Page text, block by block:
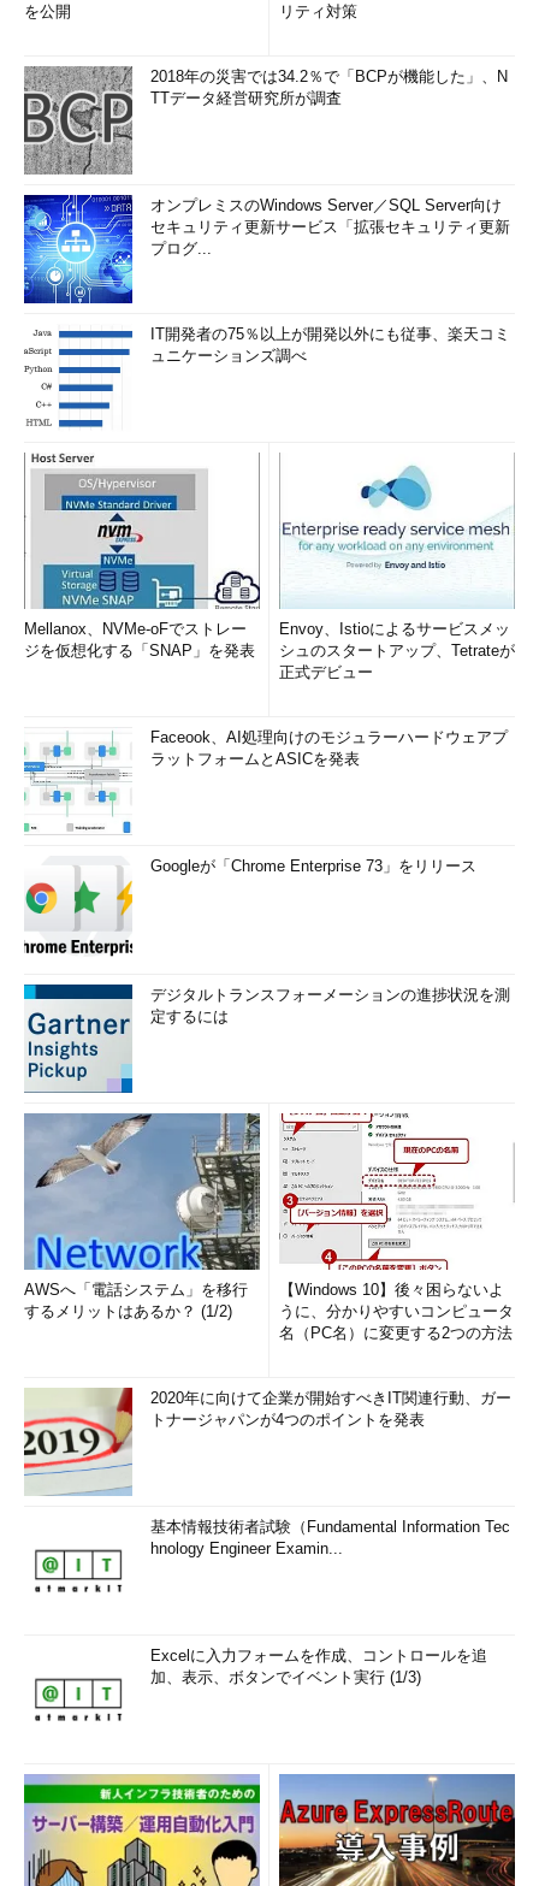
を公開 リティ対策
2018年の災害では34.2％で「BCPが機能した」、N
TTデータ経営研究所が調査
オンプレミスのWindows Server／SQL Server向け
セキュリティ更新サービス「拡張セキュリティ更新
プログ...
IT開発者の75％以上が開発以外にも従事、楽天コミ
ュニケーションズ調べ
Mellanox、NVMe-oFでストレー
ジを仮想化する「SNAP」を発表
Envoy、Istioによるサービスメッ
シュのスタートアップ、Tetrateが
正式デビュー
Faceook、AI処理向けのモジュラーハードウェアプ
ラットフォームとASICを発表
Googleが「Chrome Enterprise 73」をリリース
デジタルトランスフォーメーションの進捗状況を測
定するには
AWSへ「電話システム」を移行
するメリットはあるか？ (1/2)
【Windows 10】後々困らないよ
うに、分かりやすいコンピュータ
名（PC名）に変更する2つの方法
2020年に向けて企業が開始すべきIT関連行動、ガー
トナージャパンが4つのポイントを発表
基本情報技術者試験（Fundamental Information Tec
hnology Engineer Examin...
Excelに入力フォームを作成、コントロールを追
加、表示、ボタンでイベント実行 (1/3)